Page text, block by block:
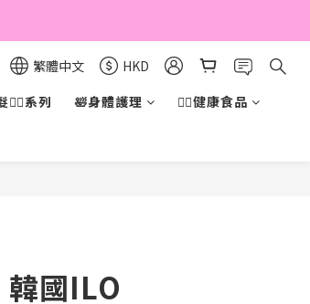
繁體中文
HKD
系列 🛀身體護理
💁‍♀️健康食品
國ILO